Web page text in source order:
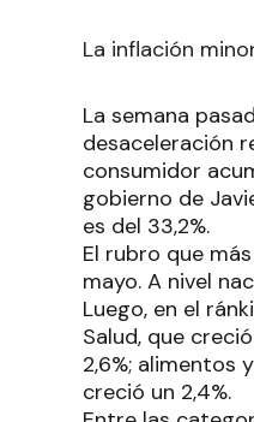
La inflación
La semana
desaceleración
consumidor
gobierno de
es del 33,2%.
El rubro que
mayo. A nivel
Luego, en el
Salud, que
2,6%; alimentos
creció un 2,4%.